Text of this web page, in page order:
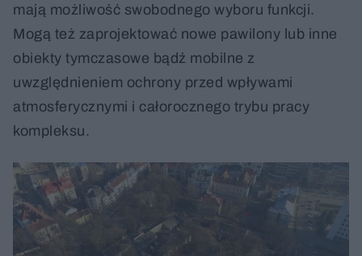
mają możliwość swobodnego wyboru funkcji.
Mogą też zaprojektować nowe pawilony lub inne
obiekty tymczasowe bądź mobilne z
uwzględnieniem ochrony przed wpływami
atmosferycznymi i całorocznego trybu pracy
kompleksu.